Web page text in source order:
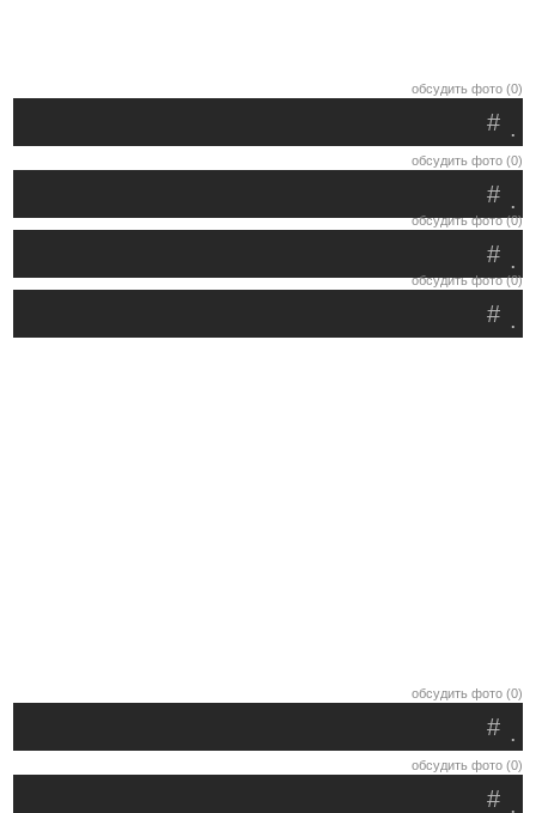
обсудить фото (0)
.
#
обсудить фото (0)
.
#
обсудить фото (0)
.
#
обсудить фото (0)
.
#
обсудить фото (0)
.
#
обсудить фото (0)
.
#